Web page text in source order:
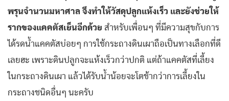
พรุนจำนวนมหาศาล จึงทำให้วัสดุปลูกแห้งเร็ว และยังช่วยให้
รากของแคคตัสเย็นอีกด้วย สำหรับเพื่อนๆ ที่มีความสุขกับการ
ได้รดน้ำแคคตัสบ่อยๆ การใช้กระถางดินเผาถือเป็นทางเลือกที่ดี
เลยฮะ เพราะดินปลูกจะแห้งเร็วกว่าปกติ แต่ถ้าแคคตัสที่เลี้ยง
ในกระถางดินเผา แล้วได้รับน้ำน้อยจะโตช้ากว่าการเลี้ยงใน
กระถางชนิดอื่นๆ นะครับ